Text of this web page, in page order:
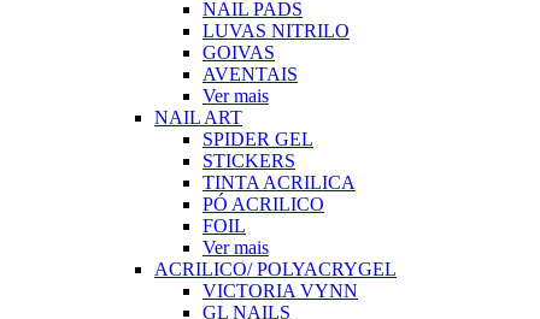
NAIL PADS
LUVAS NITRILO
GOIVAS
AVENTAIS
Ver mais
NAIL ART
SPIDER GEL
STICKERS
TINTA ACRILICA
PÓ ACRILICO
FOIL
Ver mais
ACRILICO/ POLYACRYGEL
VICTORIA VYNN
GL NAILS